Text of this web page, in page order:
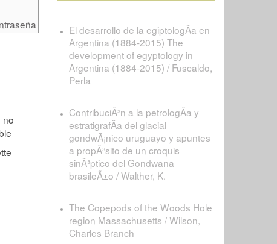
El desarrollo de la egiptologÃ­a en
Argentina (1884-2015) The
development of egyptology in
Argentina (1884-2015) / Fuscaldo,
Perla
ContribuciÃ³n a la petrologÃ­a y
estratigrafÃ­a del glacial
gondwÃ¡nico uruguayo y apuntes
a propÃ³sito de un croquis
sinÃ³ptico del Gondwana
brasileÃ±o / Walther, K.
The Copepods of the Woods Hole
region Massachusetts / Wilson,
Charles Branch